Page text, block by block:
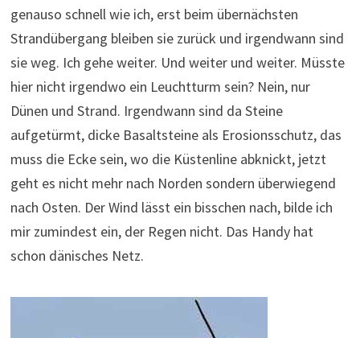
genauso schnell wie ich, erst beim übernächsten
Strandübergang bleiben sie zurück und irgendwann sind
sie weg. Ich gehe weiter. Und weiter und weiter. Müsste
hier nicht irgendwo ein Leuchtturm sein? Nein, nur
Dünen und Strand. Irgendwann sind da Steine
aufgetürmt, dicke Basaltsteine als Erosionsschutz, das
muss die Ecke sein, wo die Küstenline abknickt, jetzt
geht es nicht mehr nach Norden sondern überwiegend
nach Osten. Der Wind lässt ein bisschen nach, bilde ich
mir zumindest ein, der Regen nicht. Das Handy hat
schon dänisches Netz.